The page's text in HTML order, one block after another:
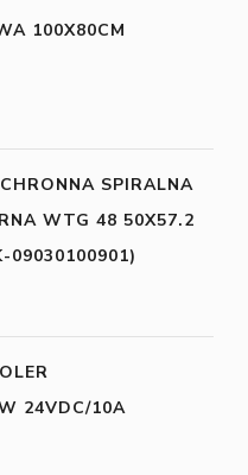
100X80CM
SPIRALNA
WTG 48 50X57.2
09030100901)
24VDC/10A